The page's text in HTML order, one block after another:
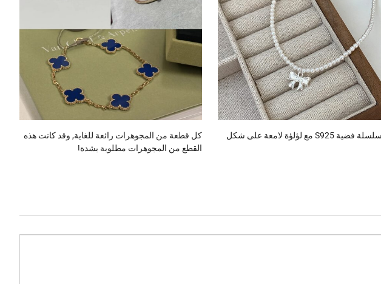
كل قطعة من المجوهرات رائعة للغاية, وقد كانت هذه
القطع من المجوهرات مطلوبة بشدة!
عقد بسلسلة فضية S925 مع لؤلؤة لامعة على شكل